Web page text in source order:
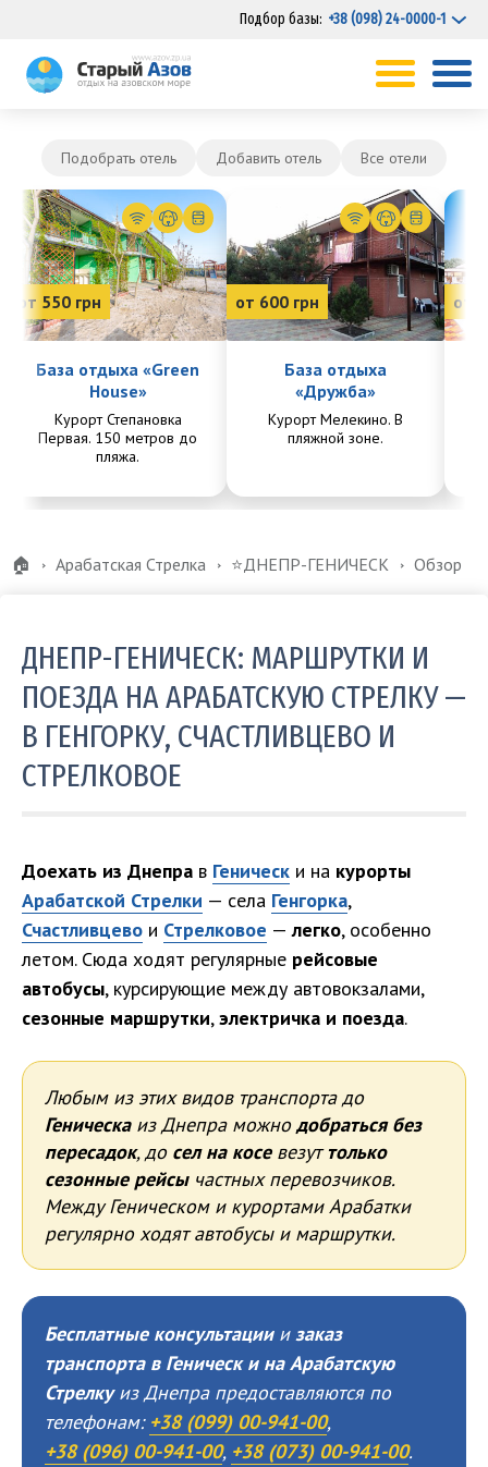
Подбор базы: +38 (098) 24-0000-1
Подобрать отель Добавить отель Все отели
от 550 грн
База отдыха «Green
House»
Курорт Степановка
Первая. 150 метров до
пляжа.
от 600 грн
База отдыха
«Дружба»
Курорт Мелекино. В
пляжной зоне.
от
🏠 Арабатская Стрелка ⭐️ДНЕПР-ГЕНИЧЕСК Обзор
ДНЕПР-ГЕНИЧЕСК: МАРШРУТКИ И
ПОЕЗДА НА АРАБАТСКУЮ СТРЕЛКУ —
В ГЕНГОРКУ, СЧАСТЛИВЦЕВО И
СТРЕЛКОВОЕ
Доехать из Днепра в Геническ и на курорты
Арабатской Стрелки — села Генгорка,
Счастливцево и Стрелковое —легко, особенно
летом. Сюда ходят регулярные рейсовые
автобусы, курсирующие между автовокзалами,
сезонные маршрутки,электричка и поезда.
Любым из этих видов транспорта до
Геническаиз Днепра можнодобраться без
пересадок, до сел на косевезуттолько
сезонные рейсычастных перевозчиков.
Между Геническом и курортами Арабатки
регулярно ходят автобусы и маршрутки.
Бесплатные консультацииизаказ
транспорта в Геническ и на Арабатскую
Стрелкуиз Днепра предоставляются по
телефонам: +38 (099) 00-941-00,
+38 (096) 00-941-00, +38 (073) 00-941-00.